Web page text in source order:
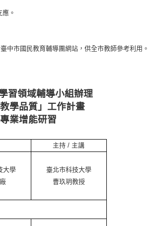
。
中市國民教育輔導團網站，供全市教師參考利用。
習領域輔導小組辦理
學品質」工作計畫
業增能研習
主持 / 主講
大學
臺北市科技大學
曹玖玥教授